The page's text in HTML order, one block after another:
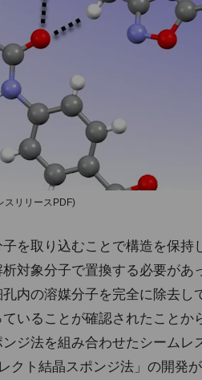
スリリースPDF)
を取り込むことで構造を保持
対象分子で置換する必要があ
内の溶媒分子を完全に除去し
いることが確認されたことか
ジ法を組み合わせたシームレ
クト結晶スポンジ法」の開発が